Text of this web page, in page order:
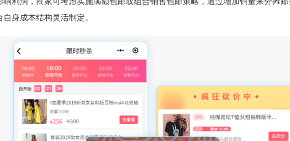
自身成本结构灵活制定。